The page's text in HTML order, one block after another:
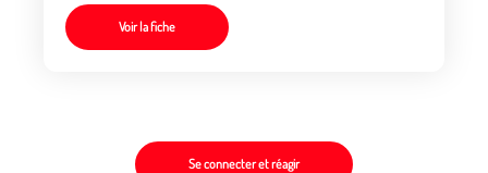
Voir la fiche
Se connecter et réagir